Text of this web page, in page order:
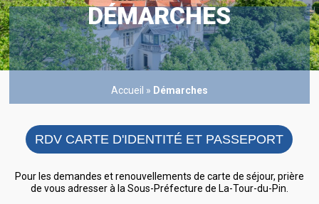
DÉMARCHES
Accueil » Démarches
RDV CARTE D'IDENTITÉ ET PASSEPORT
Pour les demandes et renouvellements de carte de séjour, prière
de vous adresser à la Sous-Préfecture de La-Tour-du-Pin.